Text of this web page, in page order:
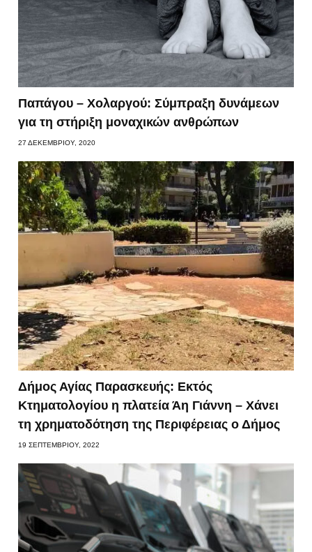
Παπάγου – Χολαργού: Σύμπραξη δυνάμεων
για τη στήριξη μοναχικών ανθρώπων
27 ΔΕΚΕΜΒΡΊΟΥ, 2020
Δήμος Αγίας Παρασκευής: Εκτός
Κτηματολογίου η πλατεία Άη Γιάννη – Χάνει
τη χρηματοδότηση της Περιφέρειας ο Δήμος
19 ΣΕΠΤΕΜΒΡΊΟΥ, 2022